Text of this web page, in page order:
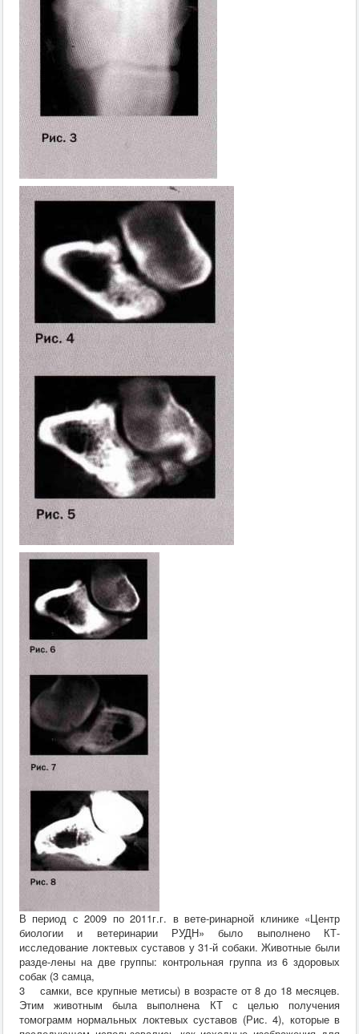
В период с 2009 по 2011г.г. в вете-ринарной клинике «Центр
биологии и ветеринарии РУДН» было выполнено КТ-
исследование локтевых суставов у 31-й собаки. Животные были
разде-лены на две группы: контрольная группа из 6 здоровых
собак (3 самца,
3 самки, все крупные метисы) в возрасте от 8 до 18 месяцев.
Этим животным была выполнена КТ с целью получения
томограмм нормальных локтевых суставов (Рис. 4), которые в